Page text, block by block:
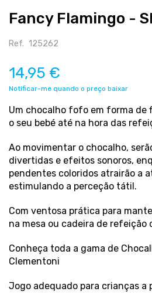
Fancy Flamingo -
Ref. 125262
14,95 €
Notificar-me quando o preço baixar
Um chocalho fofo em forma de
o seu bebé até na hora das
Ao movimentar o chocalho,
divertidas e efeitos sonoros,
pendentes coloridos atrairão a
estimulando a perceção tátil.
Com ventosa prática para
na mesa ou cadeira de refeição
Conheça toda a gama de
Clementoni
Jogo adequado para crianças a
da
de